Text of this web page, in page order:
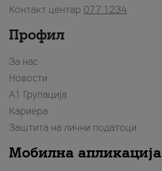
Контакт центар 077 1234
Профил
За нас
Новости
А1 Групација
Кариера
Заштита на лични податоци
Мобилна апликација